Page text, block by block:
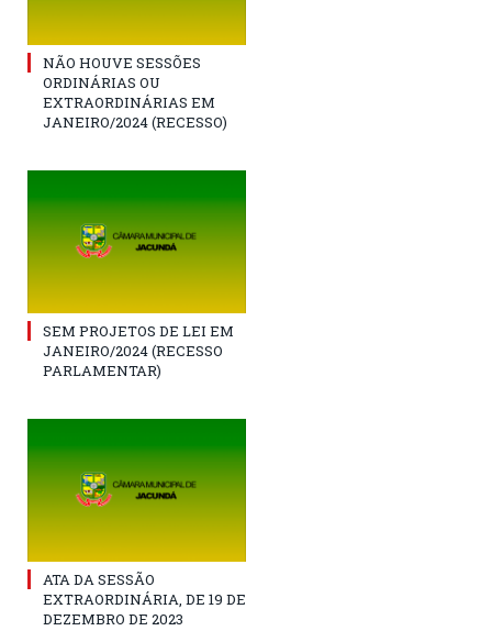
NÃO HOUVE SESSÕES
ORDINÁRIAS OU
EXTRAORDINÁRIAS EM
JANEIRO/2024 (RECESSO)
SEM PROJETOS DE LEI EM
JANEIRO/2024 (RECESSO
PARLAMENTAR)
ATA DA SESSÃO
EXTRAORDINÁRIA, DE 19 DE
DEZEMBRO DE 2023